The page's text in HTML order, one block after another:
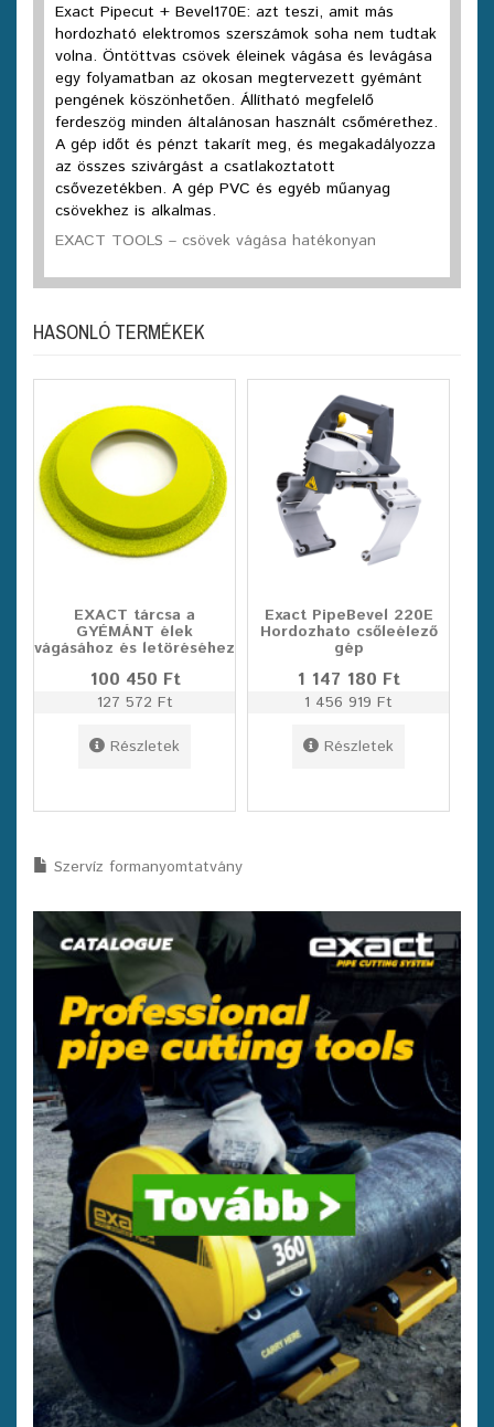
Exact Pipecut + Bevel170E: azt teszi, amit más
hordozható elektromos szerszámok soha nem tudtak
volna. Öntöttvas csövek éleinek vágása és levágása
egy folyamatban az okosan megtervezett gyémánt
pengének köszönhetően. Állítható megfelelő
ferdeszög minden általánosan használt csőmérethez.
A gép időt és pénzt takarít meg, és megakadályozza
az összes szivárgást a csatlakoztatott
csővezetékben. A gép PVC és egyéb műanyag
csövekhez is alkalmas.
EXACT TOOLS – csövek vágása hatékonyan
HASONLÓ TERMÉKEK
EXACT tárcsa a
GYÉMÁNT élek
vágásához és letöréséhez
100 450 Ft
127 572 Ft
Részletek
Exact PipeBevel 220E
Hordozhato csőleélező
gép
1 147 180 Ft
1 456 919 Ft
Részletek
Szervíz formanyomtatvány